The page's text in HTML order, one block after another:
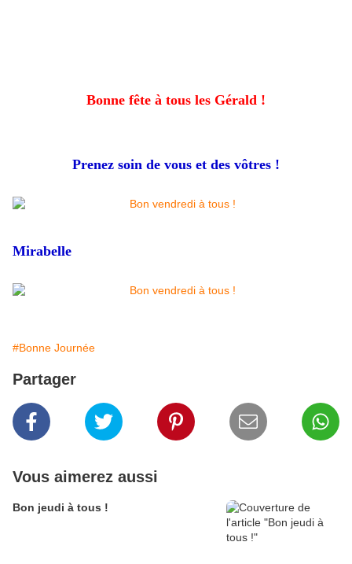
Bonne fête à tous les Gérald !
Prenez soin de vous et des vôtres !
Mirabelle
#Bonne Journée
Partager
Vous aimerez aussi
Bon jeudi à tous !